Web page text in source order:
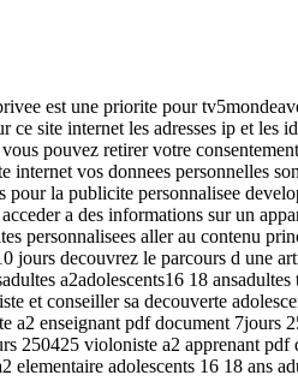
est une priorite pour
ce site internet les adresses ip et les
pouvez retirer votre
internet vos donnees personnelles
pour la publicite personnalisee
a des informations sur un
personnalisees aller au contenu
jours decouvrez le parcours d une
a2adolescents16 18
et conseiller sa decouverte
a2 enseignant pdf document 7jours
250425 violoniste a2 apprenant
elementaire adolescents 16 18 ans